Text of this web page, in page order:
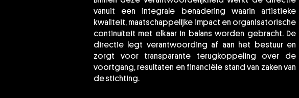
vanuit een integrale benadering waarin artistieke
kwaliteit, maatschappelijke impact en organisatorische
continuïteit met elkaar in balans worden gebracht. De
directie legt verantwoording af aan het bestuur en
zorgt voor transparante terugkoppeling over de
voortgang, resultaten en financiële stand van zaken van
de stichting.